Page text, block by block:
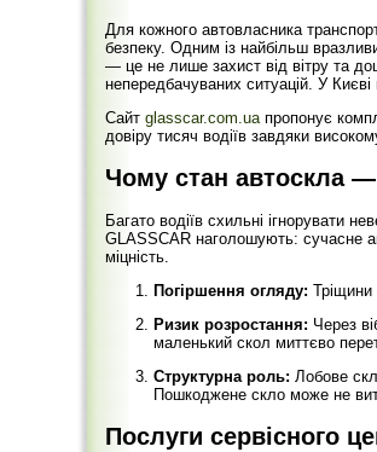
Для кожного автовласника
безпеку. Одним із найбільш
— це не лише захист від вітру та
непередбачуваних ситуацій. У
Сайт glasscar.com.ua пропонує
довіру тисяч водіїв завдяки
Чому стан автоскла
Багато водіїв схильні ігнорувати
GLASSCAR наголошують: сучасне
міцність.
Погіршення огляду: Тріщини
Ризик розростання: Через
маленький скол миттєво
Структурна роль: Лобове
Пошкоджене скло може не
Послуги сервісного